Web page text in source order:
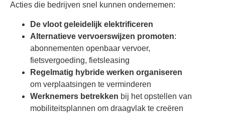
Acties die bedrijven snel kunnen ondernemen:
De vloot geleidelijk elektrificeren
Alternatieve vervoerswijzen promoten:
abonnementen openbaar vervoer,
fietsvergoeding, fietsleasing
Regelmatig hybride werken organiseren
om verplaatsingen te verminderen
Werknemers betrekken bij het opstellen van
mobiliteitsplannen om draagvlak te creëren